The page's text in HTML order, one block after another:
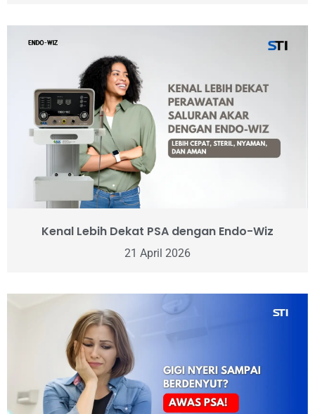
Kenal Lebih Dekat PSA dengan Endo-Wiz
21 April 2026